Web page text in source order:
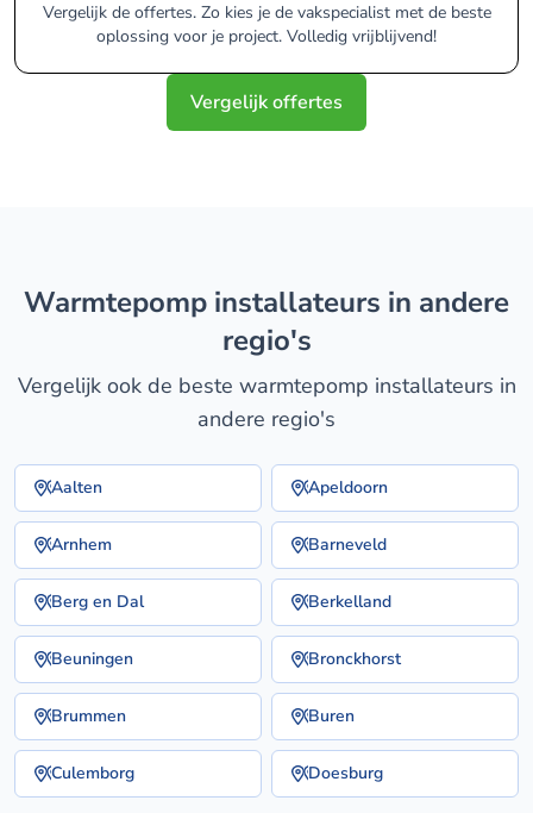
Vergelijk de offertes. Zo kies je de vakspecialist met de beste
oplossing voor je project. Volledig vrijblijvend!
Vergelijk offertes
warmtepomp installateurs in andere
regio's
Vergelijk ook de beste warmtepomp installateurs in
andere regio's
Aalten Apeldoorn
Arnhem Barneveld
Berg en Dal Berkelland
Beuningen Bronckhorst
Brummen Buren
Culemborg Doesburg